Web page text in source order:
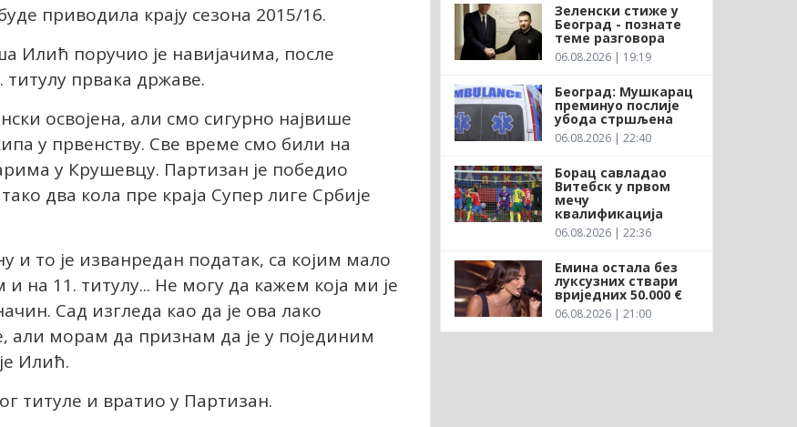
приводила крају сезона 2015/16.
Илић поручио је навијачима, после
титулу првака државе.
освојена, али смо сигурно највише
у првенству. Све време смо били на
у Крушевцу. Партизан је победио
два кола пре краја Супер лиге Србије
и то је изванредан податак, са којим мало
на 11. титулу... Не могу да кажем која ми је
Сад изгледа као да је ова лако
али морам да признам да је у појединим
Илић.
титуле и вратио у Партизан.
Зеленски стиже у
Београд - познате
теме разговора
06.08.2026 | 19:19
Београд: Мушкарац
преминуо послије
убода стршљена
06.08.2026 | 22:40
Борац савладао
Витебск у првом
мечу
квалификација
06.08.2026 | 22:36
Емина остала без
луксузних ствари
вриједних 50.000 €
06.08.2026 | 21:00